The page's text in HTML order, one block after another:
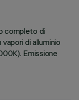
completo di
di alluminio
Emissione